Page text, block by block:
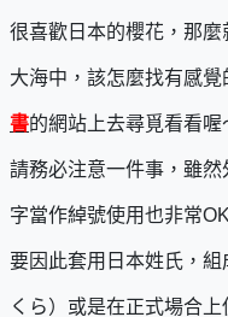
很喜歡日本的櫻花，那
大海中，該怎麼找有感
書的網站上去尋覓看看喔
請務必注意一件事，雖
字當作綽號使用也非常
要因此套用日本姓氏，
くら）或是在正式場合